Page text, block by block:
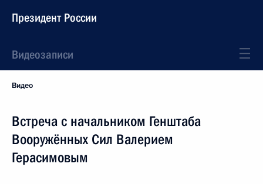
Президент России
Видеозаписи
Видео
Встреча с начальником Генштаба
Вооружённых Сил Валерием
Герасимовым